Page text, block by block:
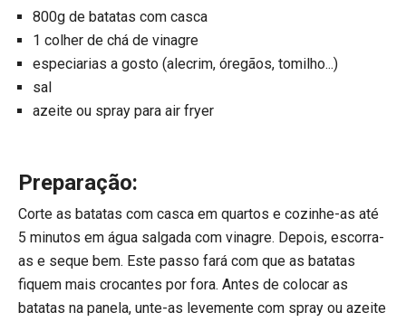
800g de batatas com casca
1 colher de chá de vinagre
especiarias a gosto (alecrim, óregãos, tomilho...)
sal
azeite ou spray para air fryer
Preparação:
Corte as batatas com casca em quartos e cozinhe-as até
5 minutos em água salgada com vinagre. Depois, escorra-
as e seque bem. Este passo fará com que as batatas
fiquem mais crocantes por fora. Antes de colocar as
batatas na panela, unte-as levemente com spray ou azeite